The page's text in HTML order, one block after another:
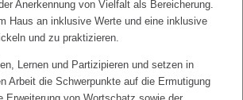
Anerkennung von Vielfalt als Bereicherung.
Haus an inklusive Werte und eine inklusive
und zu praktizieren.
Lernen und Partizipieren und setzen in
Arbeit die Schwerpunkte auf die Ermutigung